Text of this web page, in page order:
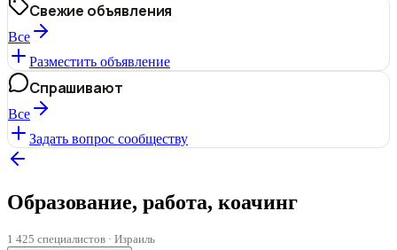
Свежие объявления
Все
Разместить объявление
Спрашивают
Все
Задать вопрос сообществу
Образование, работа, коачинг
1 425 специалистов · Израиль